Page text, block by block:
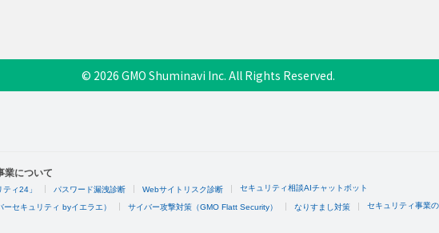
© 2026 GMO Shuminavi Inc. All Rights Reserved.